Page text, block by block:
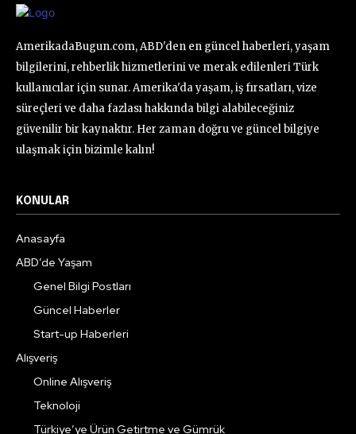
AmerikadaBugun.com, ABD'den en güncel haberleri, yaşam
bilgilerini, rehberlik hizmetlerini ve merak edilenleri Türk
kullanıcılar için sunar. Amerika'da yaşam, iş fırsatları, vize
süreçleri ve daha fazlası hakkında bilgi alabileceğiniz
güvenilir bir kaynaktır. Her zaman doğru ve güncel bilgiye
ulaşmak için bizimle kalın!
KONULAR
Anasayfa
ABD’de Yaşam
Genel Bilgi Postları
Güncel Haberler
Start-up Haberleri
Alışveriş
Online Alışveriş
Teknoloji
Türkiye’ye Ürün Getirtme ve Gümrük